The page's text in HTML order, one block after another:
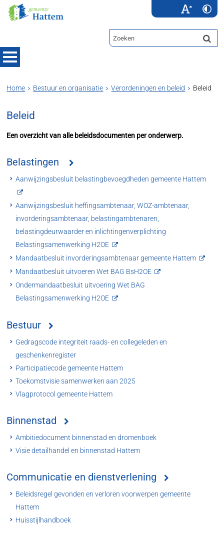
Home Bestuur en organisatie Verordeningen en beleid Beleid
Beleid
Een overzicht van alle beleidsdocumenten per onderwerp.
Belastingen
Aanwijzingsbesluit belastingbevoegdheden gemeente Hattem
Aanwijzingsbesluit heffingsambtenaar, WOZ-ambtenaar,
invorderingsambtenaar, belastingambtenaren,
belastingdeurwaarder en inlichtingenverplichting
Belastingsamenwerking H2OE
Mandaatbesluit invorderingsambtenaar gemeente Hattem
Mandaatbesluit uitvoeren Wet BAG BsH2OE
Ondermandaatbesluit uitvoering Wet BAG
Belastingsamenwerking H2OE
Bestuur
Gedragscode integriteit raads- en collegeleden en
geschenkenregister
Participatiecode gemeente Hattem
Toekomstvisie samenwerken aan 2025
Vlagprotocol gemeente Hattem
Binnenstad
Ambitiedocument binnenstad en dromenboek
Visie detailhandel en binnenstad Hattem
Communicatie en dienstverlening
Beleidsregel gevonden en verloren voorwerpen gemeente
Hattem
Huisstijlhandboek